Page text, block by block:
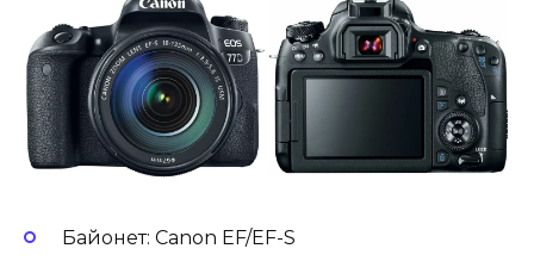
Байонет: Canon EF/EF-S